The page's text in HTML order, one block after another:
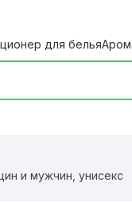
для белья
и мужчин, унисекс